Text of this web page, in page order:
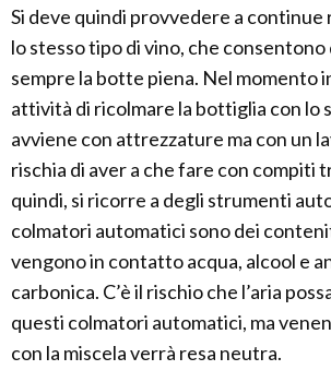
Si deve quindi provvedere a
lo stesso tipo di vino, che
sempre la botte piena. Nel momento
attività di ricolmare la bottiglia con lo
avviene con attrezzature ma con un
rischia di aver a che fare con compiti
quindi, si ricorre a degli strumenti
colmatori automatici sono dei
vengono in contatto acqua, alcool e
carbonica. C’è il rischio che l’aria
questi colmatori automatici, ma
con la miscela verrà resa neutra.